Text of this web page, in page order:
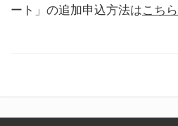
ート」の追加申込方法はこちら